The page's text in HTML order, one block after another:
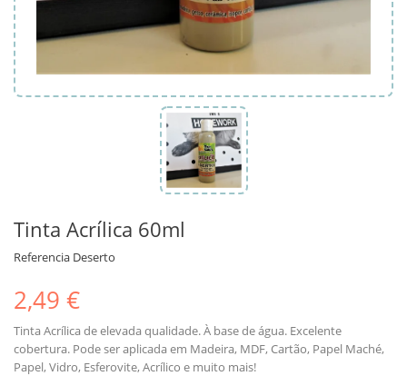
Tinta Acrílica 60ml
Referencia Deserto
2,49 €
Tinta Acrílica de elevada qualidade. À base de água. Excelente
cobertura. Pode ser aplicada em Madeira, MDF, Cartão, Papel Maché,
Papel, Vidro, Esferovite, Acrílico e muito mais!